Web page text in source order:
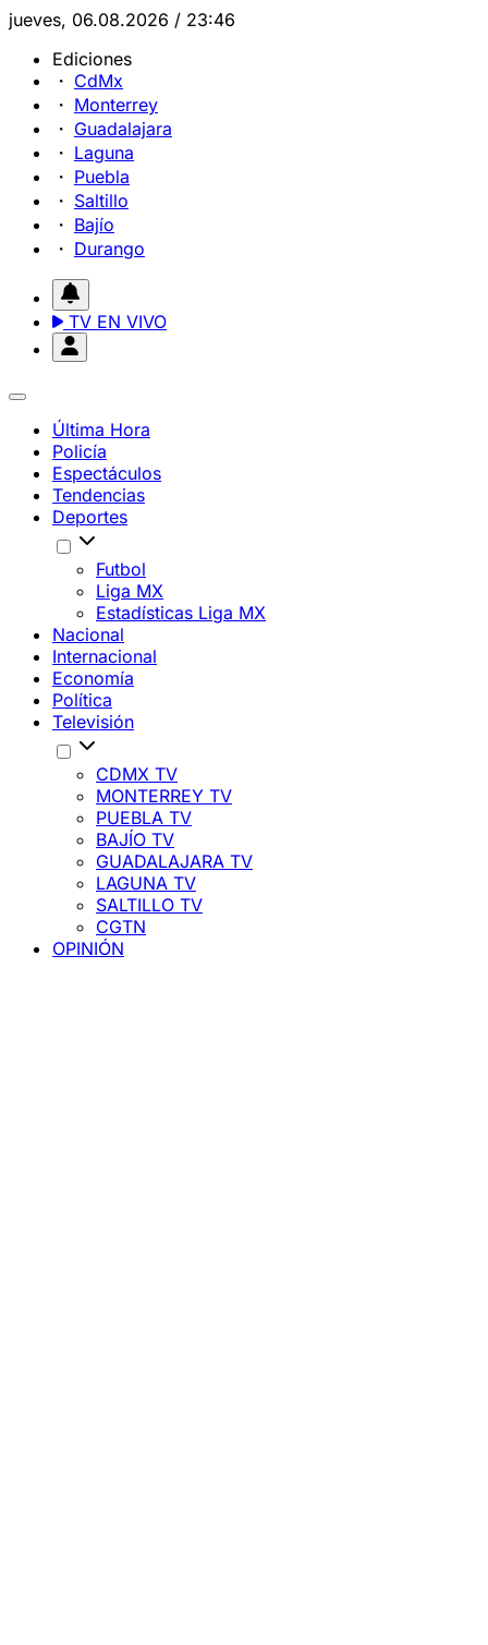
jueves, 06.08.2026 / 23:46
Ediciones
CdMx
Monterrey
Guadalajara
Laguna
Puebla
Saltillo
Bajío
Durango
TV EN VIVO
Última Hora
Policía
Espectáculos
Tendencias
Deportes
Futbol
Liga MX
Estadísticas Liga MX
Nacional
Internacional
Economía
Política
Televisión
CDMX TV
MONTERREY TV
PUEBLA TV
BAJÍO TV
GUADALAJARA TV
LAGUNA TV
SALTILLO TV
CGTN
OPINIÓN